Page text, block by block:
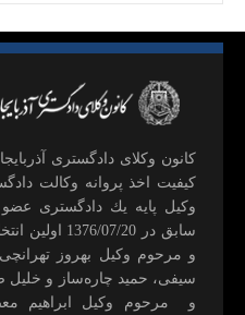
كانون وكلای دادگستری
وكيل پايه يك دادگستری عضو
سابق در
و مرحوم وکیل بهروز
سيفی، حميد چاره‌ساز و خليل
و مرحوم وکیل ابراهيم